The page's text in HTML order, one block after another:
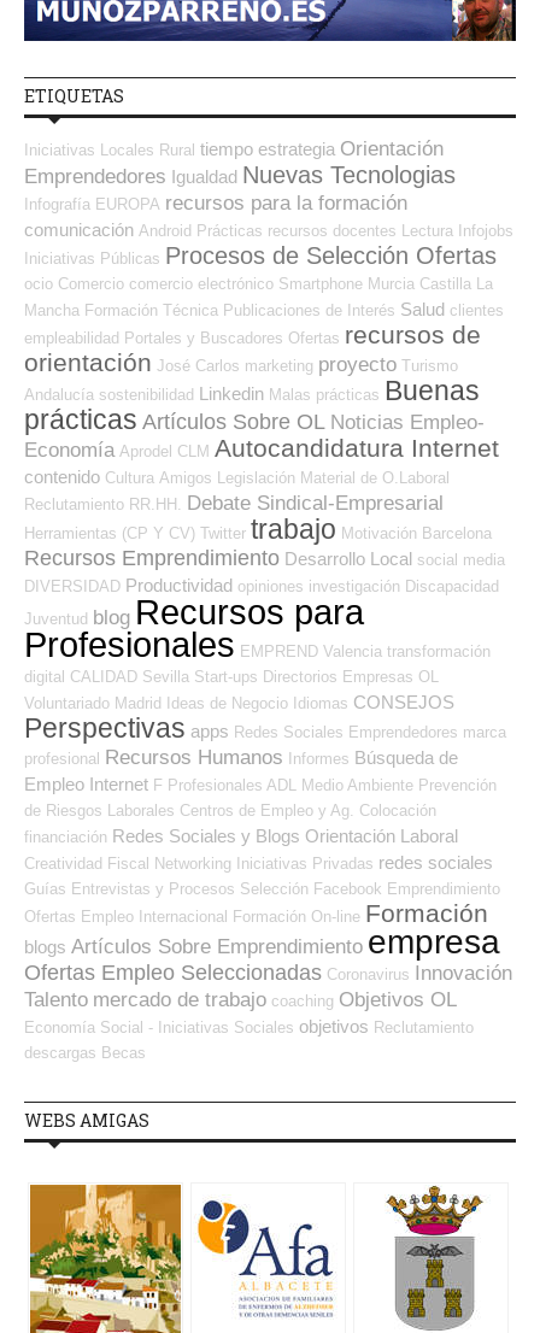
ETIQUETAS
Iniciativas Locales Rural tiempo estrategia Orientación
Emprendedores Igualdad Nuevas Tecnologias
Infografía EUROPA recursos para la formación
comunicación Android Prácticas recursos docentes Lectura Infojobs
Iniciativas Públicas Procesos de Selección Ofertas
ocio Comercio comercio electrónico Smartphone Murcia Castilla La
Mancha Formación Técnica Publicaciones de Interés Salud clientes
empleabilidad Portales y Buscadores Ofertas recursos de
orientación José Carlos marketing proyecto Turismo
Andalucía sostenibilidad Linkedin Malas prácticas Buenas
prácticas Artículos Sobre OL Noticias Empleo-
Economía Aprodel CLM Autocandidatura Internet
contenido Cultura Amigos Legislación Material de O.Laboral
Reclutamiento RR.HH. Debate Sindical-Empresarial
Herramientas (CP Y CV) Twitter trabajo Motivación Barcelona
Recursos Emprendimiento Desarrollo Local social media
DIVERSIDAD Productividad opiniones investigación Discapacidad
Juventud blog Recursos para
Profesionales EMPREND Valencia transformación
digital CALIDAD Sevilla Start-ups Directorios Empresas OL
Voluntariado Madrid Ideas de Negocio Idiomas CONSEJOS
Perspectivas apps Redes Sociales Emprendedores marca
profesional Recursos Humanos Informes Búsqueda de
Empleo Internet F Profesionales ADL Medio Ambiente Prevención
de Riesgos Laborales Centros de Empleo y Ag. Colocación
financiación Redes Sociales y Blogs Orientación Laboral
Creatividad Fiscal Networking Iniciativas Privadas redes sociales
Guías Entrevistas y Procesos Selección Facebook Emprendimiento
Ofertas Empleo Internacional Formación On-line Formación
blogs Artículos Sobre Emprendimiento empresa
Ofertas Empleo Seleccionadas Coronavirus Innovación
Talento mercado de trabajo coaching Objetivos OL
Economía Social - Iniciativas Sociales objetivos Reclutamiento
descargas Becas
WEBS AMIGAS